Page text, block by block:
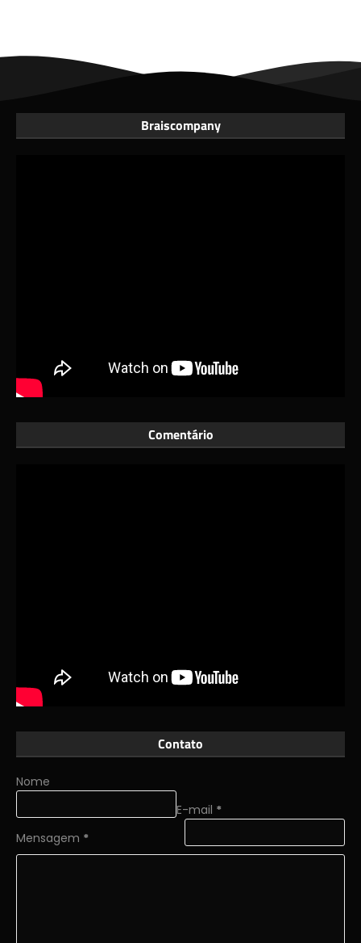
Braiscompany
Comentário
Contato
Nome
E-mail *
Mensagem *